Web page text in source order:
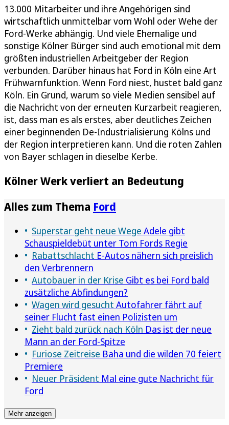
13.000 Mitarbeiter und ihre Angehörigen sind
wirtschaftlich unmittelbar vom Wohl oder Wehe der
Ford-Werke abhängig. Und viele Ehemalige und
sonstige Kölner Bürger sind auch emotional mit dem
größten industriellen Arbeitgeber der Region
verbunden. Darüber hinaus hat Ford in Köln eine Art
Frühwarnfunktion. Wenn Ford niest, hustet bald ganz
Köln. Ein Grund, warum so viele Medien sensibel auf
die Nachricht von der erneuten Kurzarbeit reagieren,
ist, dass man es als erstes, aber deutliches Zeichen
einer beginnenden De-Industrialisierung Kölns und
der Region interpretieren kann. Und die roten Zahlen
von Bayer schlagen in dieselbe Kerbe.
Kölner Werk verliert an Bedeutung
Alles zum Thema Ford
Superstar geht neue Wege Adele gibt
Schauspieldebüt unter Tom Fords Regie
Rabattschlacht E-Autos nähern sich preislich
den Verbrennern
Autobauer in der Krise Gibt es bei Ford bald
zusätzliche Abfindungen?
Wagen wird gesucht Autofahrer fährt auf
seiner Flucht fast einen Polizisten um
Zieht bald zurück nach Köln Das ist der neue
Mann an der Ford-Spitze
Furiose Zeitreise Baha und die wilden 70 feiert
Premiere
Neuer Präsident Mal eine gute Nachricht für
Ford
Mehr anzeigen